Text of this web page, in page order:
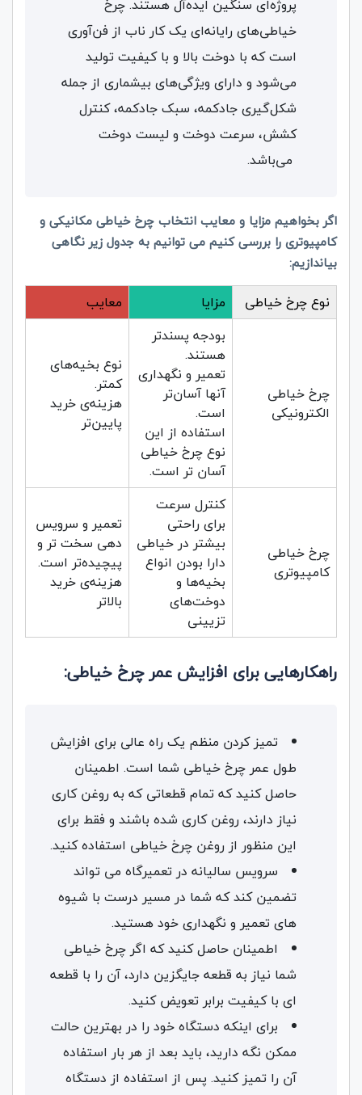
پروژه‌ای سنگین ایده‌آل هستند. چرخ
خیاطی‌های رایانه‌ای یک کار ناب از فن‌آوری
است که با دوخت بالا و با کیفیت تولید
می‌شود و دارای ویژگی‌های بیشماری از جمله
شکل‌گیری جادکمه، سبک جادکمه، کنترل
کشش، سرعت دوخت و لیست دوخت
می‌باشد.
اگر بخواهیم مزایا و معایب انتخاب چرخ خیاطی مکانیکی و
کامپیوتری را بررسی کنیم می توانیم به جدول زیر نگاهی
بیاندازیم:
نوع چرخ خیاطی مزایا معایب
چرخ خیاطی
الکترونیکی
بودجه پسندتر
هستند.
تعمیر و نگهداری
آنها آسان‌تر
است.
استفاده از این
نوع چرخ خیاطی
آسان تر است.
نوع بخیه‌های
کمتر.
هزینه‌ی خرید
پایین‌تر
چرخ خیاطی
کامپیوتری
کنترل سرعت
برای راحتی
بیشتر در خیاطی
دارا بودن انواع
بخیه‌ها و
دوخت‌های
تزیینی
تعمیر و سرویس
دهی سخت تر و
پیچیده‌تر است.
هزینه‌ی خرید
بالاتر
راهکارهایی برای افزایش عمر چرخ خیاطی:
تمیز کردن منظم یک راه عالی برای افزایش
طول عمر چرخ خیاطی شما است. اطمینان
حاصل کنید که تمام قطعاتی که به روغن کاری
نیاز دارند، روغن کاری شده باشند و فقط برای
این منظور از روغن چرخ خیاطی استفاده کنید.
سرویس سالیانه در تعمیرگاه می تواند
تضمین کند که شما در مسیر درست با شیوه
های تعمیر و نگهداری خود هستید.
اطمینان حاصل کنید که اگر چرخ خیاطی
شما نیاز به قطعه جایگزین دارد، آن را با قطعه
ای با کیفیت برابر تعویض کنید.
برای اینکه دستگاه خود را در بهترین حالت
ممکن نگه دارید، باید بعد از هر بار استفاده
آن را تمیز کنید. پس از استفاده از دستگاه